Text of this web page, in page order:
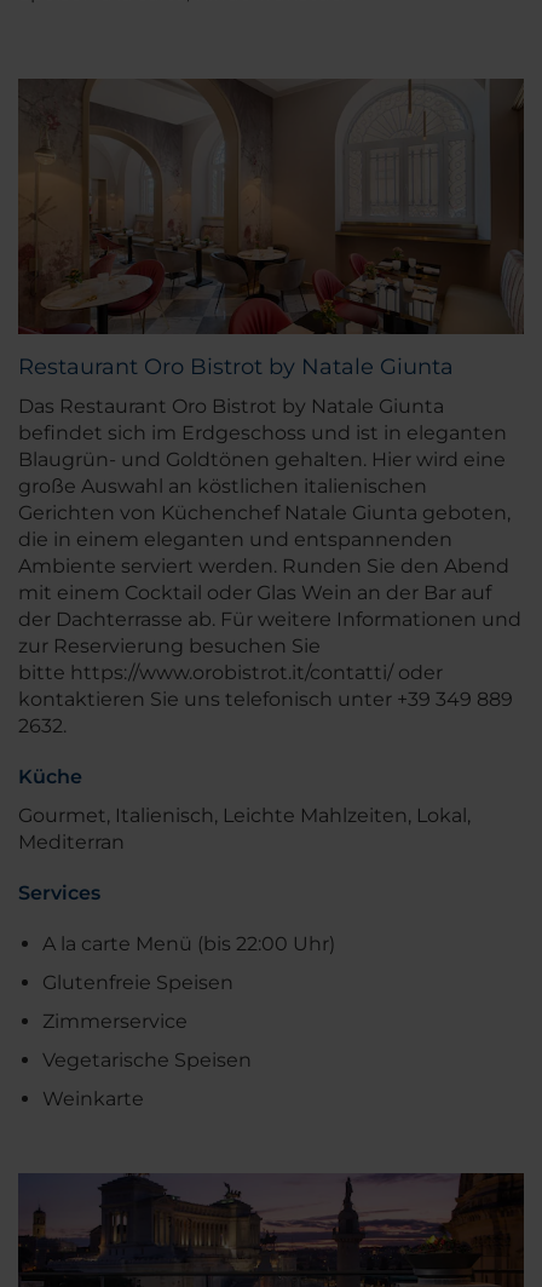
Restaurant Oro Bistrot by Natale Giunta
Das Restaurant Oro Bistrot by Natale Giunta
befindet sich im Erdgeschoss und ist in eleganten
Blaugrün- und Goldtönen gehalten. Hier wird eine
große Auswahl an köstlichen italienischen
Gerichten von Küchenchef Natale Giunta geboten,
die in einem eleganten und entspannenden
Ambiente serviert werden. Runden Sie den Abend
mit einem Cocktail oder Glas Wein an der Bar auf
der Dachterrasse ab. Für weitere Informationen und
zur Reservierung besuchen Sie
bitte https://www.orobistrot.it/contatti/ oder
kontaktieren Sie uns telefonisch unter +39 349 889
2632.
Küche
Gourmet, Italienisch, Leichte Mahlzeiten, Lokal,
Mediterran
Services
A la carte Menü (bis 22:00 Uhr)
Glutenfreie Speisen
Zimmerservice
Vegetarische Speisen
Weinkarte